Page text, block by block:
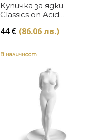
Купичка за ядки
Classics on Acid
44€ (86.06 лв.)
В наличност